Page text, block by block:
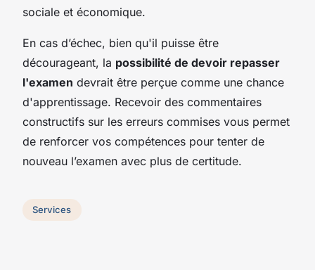
sociale et économique.
En cas d’échec, bien qu'il puisse être
décourageant, la possibilité de devoir repasser
l'examen devrait être perçue comme une chance
d'apprentissage. Recevoir des commentaires
constructifs sur les erreurs commises vous permet
de renforcer vos compétences pour tenter de
nouveau l’examen avec plus de certitude.
Services